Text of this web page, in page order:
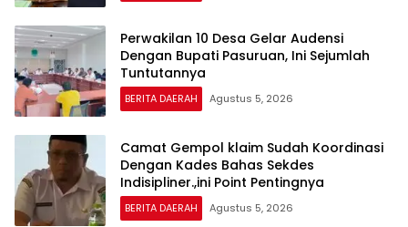
Perwakilan 10 Desa Gelar Audensi
Dengan Bupati Pasuruan, Ini Sejumlah
Tuntutannya
BERITA DAERAH Agustus 5, 2026
Camat Gempol klaim Sudah Koordinasi
Dengan Kades Bahas Sekdes
Indisipliner.,ini Point Pentingnya
BERITA DAERAH Agustus 5, 2026